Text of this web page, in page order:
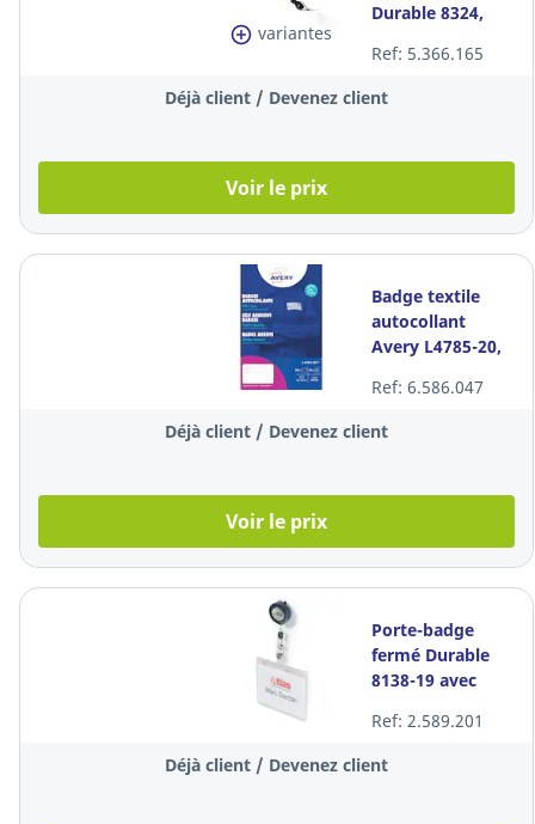
variantes
Durable 8324,
pièces
Ref: 5.366.165
Déjà client / Devenez client
Voir le prix
Badge textile
autocollant
Avery L4785-20,
200 badges
Ref: 6.586.047
Déjà client / Devenez client
Voir le prix
Porte-badge
fermé Durable
8138-19 avec
d’enroulement,
90 x 60 mm
Ref: 2.589.201
Déjà client / Devenez client